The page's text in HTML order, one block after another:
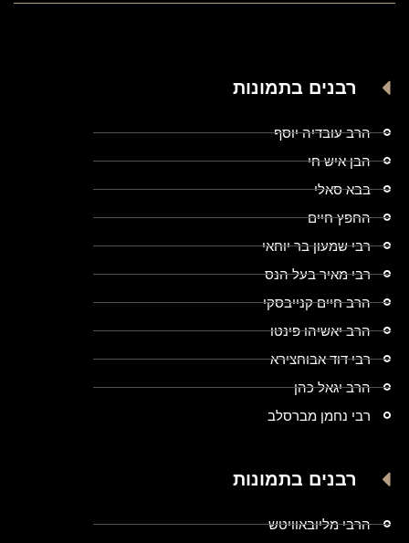
רבנים בתמונות
הרב עובדיה יוסף
הבן איש חי
בבא סאלי
החפץ חיים
רבי שמעון בר יוחאי
רבי מאיר בעל הנס
הרב חיים קנייבסקי
הרב יאשיהו פינטו
רבי דוד אבוחצירא
הרב יגאל כהן
רבי נחמן מברסלב
רבנים בתמונות
הרבי מליובאוויטש